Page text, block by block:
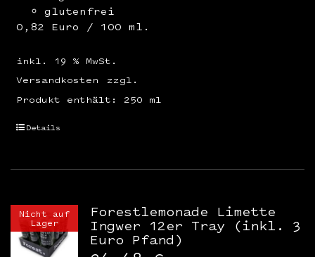
glutenfrei
0,82 Euro / 100 ml.
inkl. 19 % MwSt.
zzgl.
Versandkosten
Produkt enthält: 250 ml
Details
Nicht auf
Lager
Forestlemonade Limette
Ingwer 12er Tray (inkl. 3
Euro Pfand)